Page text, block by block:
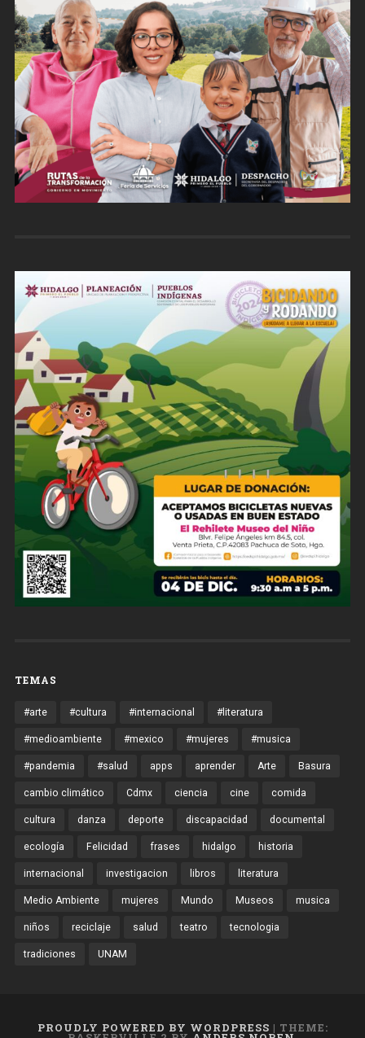
TEMAS
#arte #cultura #internacional #literatura
#medioambiente #mexico #mujeres #musica
#pandemia #salud apps aprender Arte Basura
cambio climático Cdmx ciencia cine comida
cultura danza deporte discapacidad documental
ecología Felicidad frases hidalgo historia
internacional investigacion libros literatura
Medio Ambiente mujeres Mundo Museos musica
niños reciclaje salud teatro tecnologia
tradiciones UNAM
PROUDLY POWERED BY WORDPRESS | THEME: